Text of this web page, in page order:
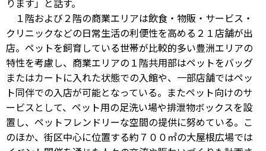
ります」と話す。
１階および２階の商業エリアは飲食・物販・サービス・
クリニックなどの日常生活の利便性を高める２１店舗が出
店。ペットを飼育している世帯が比較的多い豊洲エリアの
特性を考慮し、商業エリアの１階共用部はペットをバッグ
またはカートに入れた状態での入館や、一部店舗ではペッ
ト同伴での入店が可能となっている。またペット向けのサ
ービスとして、ペット用の足洗い場や排泄物ボックスを設
置し、ペットフレンドリーな空間の提供に努めている。こ
のほか、街区中心に位置する約７００㎡の大屋根広場では